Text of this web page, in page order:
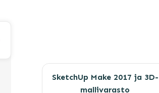
SketchUp Make 2017 ja 3D-
mallivarasto